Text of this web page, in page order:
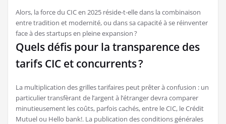
Alors, la force du CIC en 2025 réside-t-elle dans la combinaison
entre tradition et modernité, ou dans sa capacité à se réinventer
face à des startups en pleine expansion ?
Quels défis pour la transparence des
tarifs CIC et concurrents ?
La multiplication des grilles tarifaires peut prêter à confusion : un
particulier transfèrant de l’argent à l’étranger devra comparer
minutieusement les coûts, parfois cachés, entre le CIC, le Crédit
Mutuel ou Hello bank!. La publication des conditions générales